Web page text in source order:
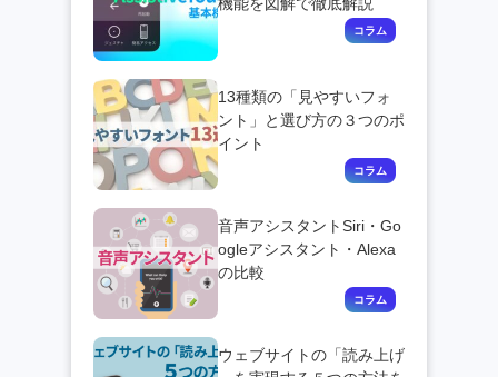
13種類の「見やすいフォ
ント」と選び方の３つのポ
イント
音声アシスタントSiri・Go
ogleアシスタント・Alexa
の比較
ウェブサイトの「読み上げ